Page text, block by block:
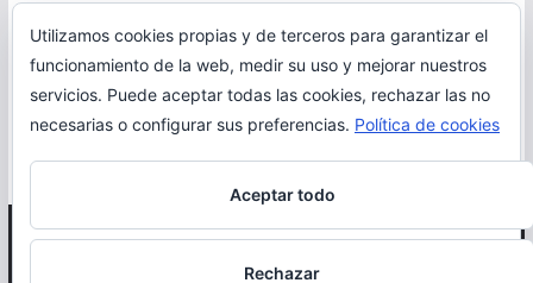
Correr en La Rioja
Utilizamos cookies propias y de terceros para garantizar el
funcionamiento de la web, medir su uso y mejorar nuestros
servicios. Puede aceptar todas las cookies, rechazar las no
necesarias o configurar sus preferencias. Política de cookies
Aceptar todo
Rechazar